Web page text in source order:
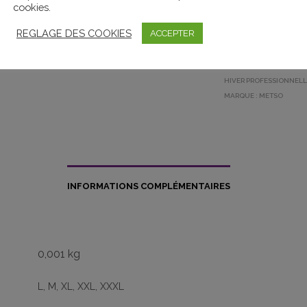
HIVER
MARQUE : METSO
INFORMATIONS COMPLÉMENTAIRES
0,001 kg
L, M, XL, XXL, XXXL
cookies.
REGLAGE DES COOKIES ACCEPTER